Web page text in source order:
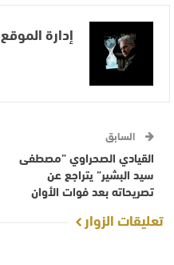
إدارة الموقع
السابق
القيادي الصحراوي ”مصطفى
سيد البشير” يتراجع عن
تصريحاته بعد فوات الأوان
تعليقات الزوار